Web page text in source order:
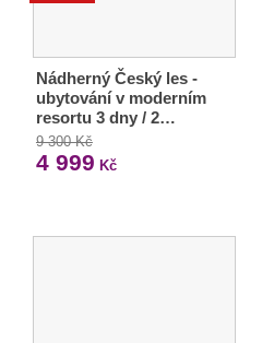
Nádherný Český les -
ubytování v moderním
resortu 3 dny / 2…
9 300 Kč
4 999 Kč